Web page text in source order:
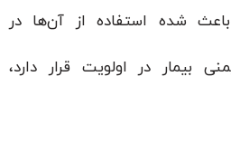
شده استفاده از آن‌ها در
بیمار در اولویت قرار دارد،